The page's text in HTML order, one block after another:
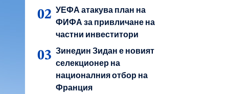
УЕФА атакува план на
ФИФА за привличане на
частни инвеститори
Зинедин Зидан е новият
селекционер на
националния отбор на
Франция